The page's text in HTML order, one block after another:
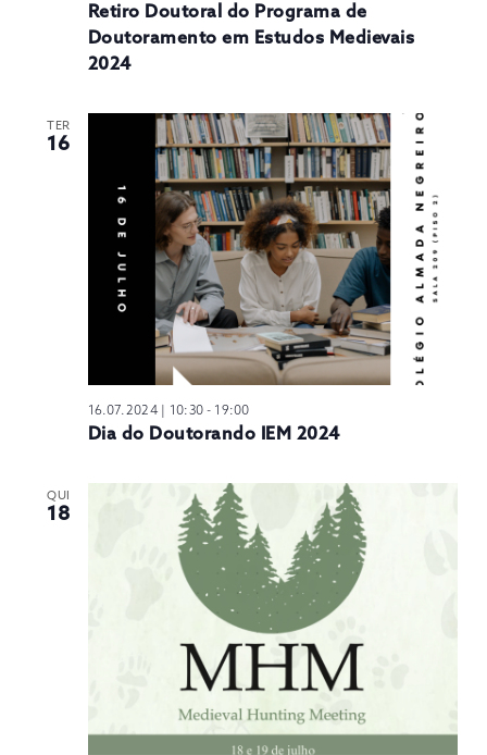
Retiro Doutoral do Programa de
Doutoramento em Estudos Medievais
2024
TER
16
16.07.2024 | 10:30 - 19:00
Dia do Doutorando IEM 2024
QUI
18